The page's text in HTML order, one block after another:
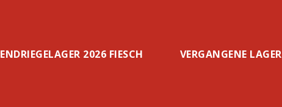
2026 FIESCH VERGANGENE LAGER